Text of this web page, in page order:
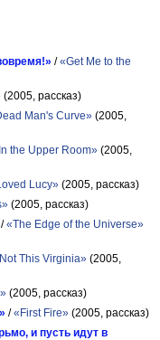
/«Get Me to the
(2005, рассказ)
Man's Curve» (2005,
the Upper Room» (2005,
Lucy» (2005, рассказ)
(2005, рассказ)
/«The Edge of the Universe»
This Virginia» (2005,
(2005, рассказ)
/«First Fire» (2005, рассказ)
и пусть идут в